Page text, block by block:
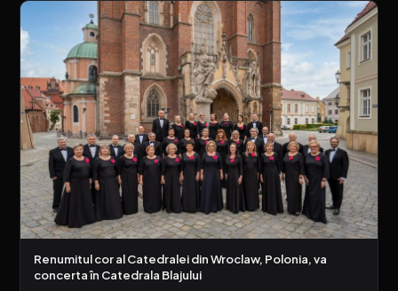
Renumitul cor al Catedralei din Wroclaw, Polonia, va
concerta în Catedrala Blajului